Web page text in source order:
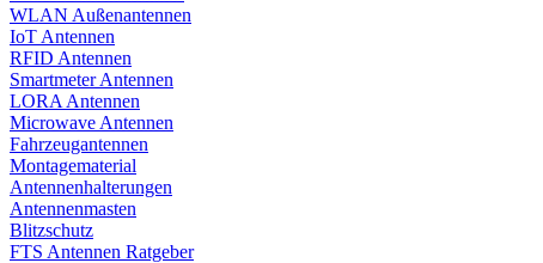
WLAN Außenantennen
IoT Antennen
RFID Antennen
Smartmeter Antennen
LORA Antennen
Microwave Antennen
Fahrzeugantennen
Montagematerial
Antennenhalterungen
Antennenmasten
Blitzschutz
FTS Antennen Ratgeber